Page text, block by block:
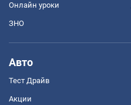
Онлайн уроки
ЗНО
Авто
Тест Драйв
Акции